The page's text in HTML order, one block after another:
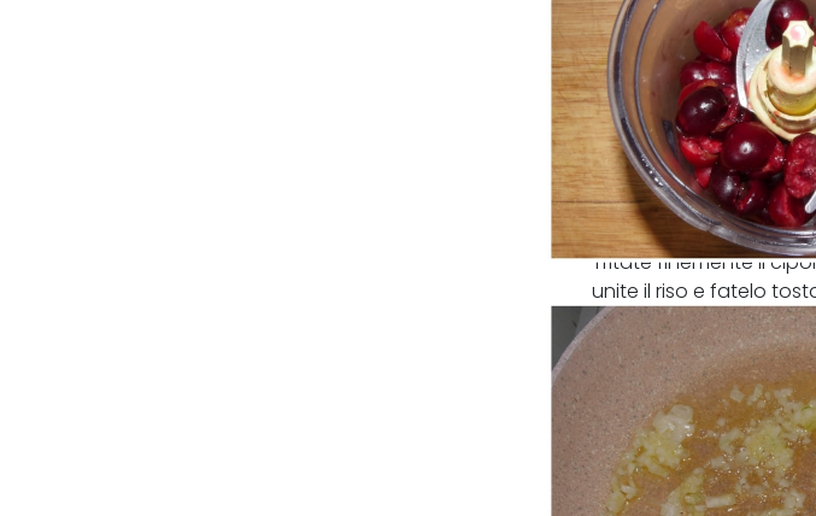
Tritate finemente il
unite il riso e fatelo
iniziate la cottura con il